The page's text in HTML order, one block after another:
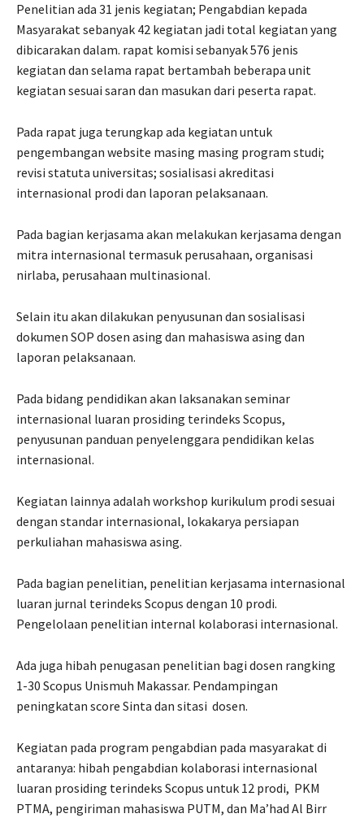
Penelitian ada 31 jenis kegiatan; Pengabdian kepada
Masyarakat sebanyak 42 kegiatan jadi total kegiatan yang
dibicarakan dalam. rapat komisi sebanyak 576 jenis
kegiatan dan selama rapat bertambah beberapa unit
kegiatan sesuai saran dan masukan dari peserta rapat.
Pada rapat juga terungkap ada kegiatan untuk
pengembangan website masing masing program studi;
revisi statuta universitas; sosialisasi akreditasi
internasional prodi dan laporan pelaksanaan.
Pada bagian kerjasama akan melakukan kerjasama dengan
mitra internasional termasuk perusahaan, organisasi
nirlaba, perusahaan multinasional.
Selain itu akan dilakukan penyusunan dan sosialisasi
dokumen SOP dosen asing dan mahasiswa asing dan
laporan pelaksanaan.
Pada bidang pendidikan akan laksanakan seminar
internasional luaran prosiding terindeks Scopus,
penyusunan panduan penyelenggara pendidikan kelas
internasional.
Kegiatan lainnya adalah workshop kurikulum prodi sesuai
dengan standar internasional, lokakarya persiapan
perkuliahan mahasiswa asing.
Pada bagian penelitian, penelitian kerjasama internasional
luaran jurnal terindeks Scopus dengan 10 prodi.
Pengelolaan penelitian internal kolaborasi internasional.
Ada juga hibah penugasan penelitian bagi dosen rangking
1-30 Scopus Unismuh Makassar. Pendampingan
peningkatan score Sinta dan sitasi dosen.
Kegiatan pada program pengabdian pada masyarakat di
antaranya: hibah pengabdian kolaborasi internasional
luaran prosiding terindeks Scopus untuk 12 prodi, PKM
PTMA, pengiriman mahasiswa PUTM, dan Ma’had Al Birr